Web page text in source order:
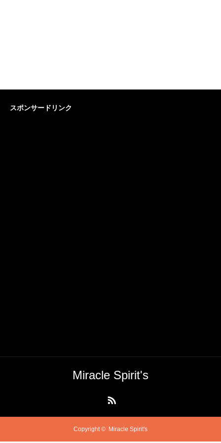
スポンサードリンク
Miracle Spirit's
Copyright © Miracle Spirit's